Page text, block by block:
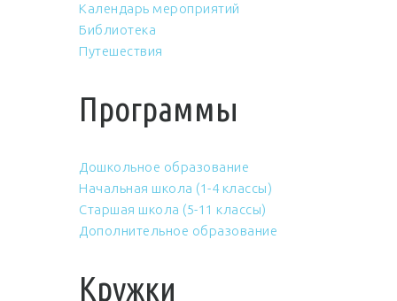
Календарь мероприятий
Библиотека
Путешествия
Программы
Дошкольное образование
Начальная школа (1-4 классы)
Старшая школа (5-11 классы)
Дополнительное образование
Кружки